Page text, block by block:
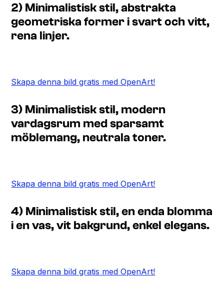
2) Minimalistisk stil, abstrakta
geometriska former i svart och vitt,
rena linjer.
Skapa denna bild gratis med OpenArt!
3) Minimalistisk stil, modern
vardagsrum med sparsamt
möblemang, neutrala toner.
Skapa denna bild gratis med OpenArt!
4) Minimalistisk stil, en enda blomma
i en vas, vit bakgrund, enkel elegans.
Skapa denna bild gratis med OpenArt!